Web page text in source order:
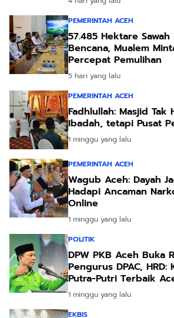
PEMERINTAH ACEH
57.485 Hektare
Bencana, Mualem
Percepat Pemulihan
5 hari yang lalu
PEMERINTAH ACEH
Fadhlullah: Masjid Tak
Ibadah, tetapi Pusat
1 minggu yang lalu
PEMERINTAH ACEH
Wagub Aceh: Dayah
Hadapi Ancaman
Online
1 minggu yang lalu
POLITIK
DPW PKB Aceh Buka
Pengurus DPAC,
Putra-Putri Terbaik
1 minggu yang lalu
EKBIS